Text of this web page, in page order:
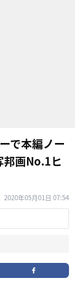
で本編ノー
邦画No.1ヒ
2020年05月01日 07:54